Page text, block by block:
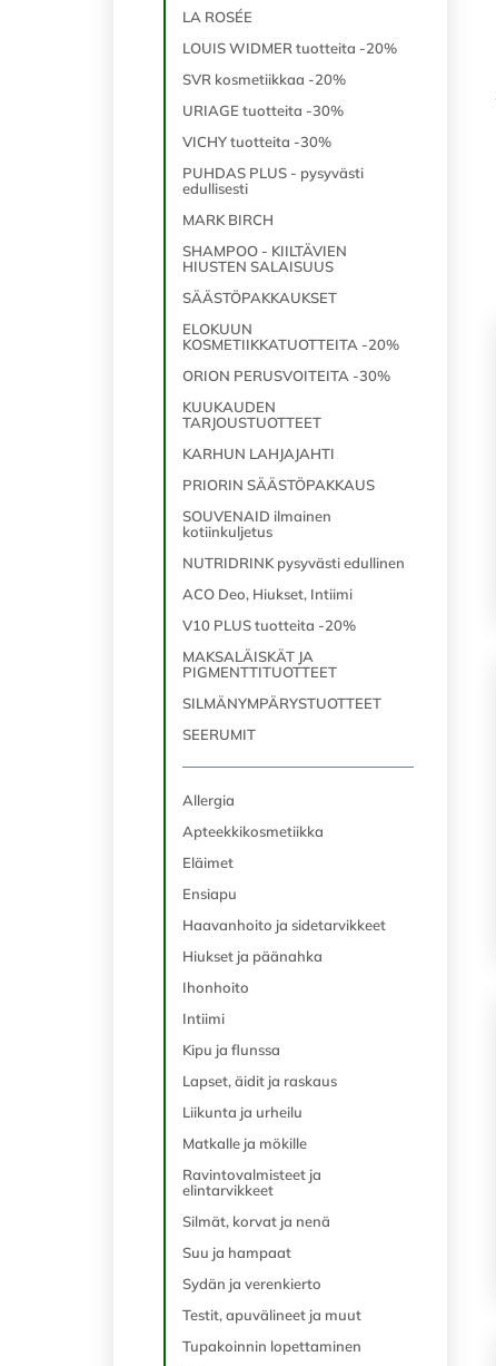
LA ROSÉE
LOUIS WIDMER tuotteita -20%
SVR kosmetiikkaa -20%
URIAGE tuotteita -30%
VICHY tuotteita -30%
PUHDAS PLUS - pysyvästi
edullisesti
MARK BIRCH
SHAMPOO - KIILTÄVIEN
HIUSTEN SALAISUUS
SÄÄSTÖPAKKAUKSET
ELOKUUN
KOSMETIIKKATUOTTEITA -20%
ORION PERUSVOITEITA -30%
KUUKAUDEN
TARJOUSTUOTTEET
KARHUN LAHJAJAHTI
PRIORIN SÄÄSTÖPAKKAUS
SOUVENAID ilmainen
kotiinkuljetus
NUTRIDRINK pysyvästi edullinen
ACO Deo, Hiukset, Intiimi
V10 PLUS tuotteita -20%
MAKSALÄISKÄT JA
PIGMENTTITUOTTEET
SILMÄNYMPÄRYSTUOTTEET
SEERUMIT
Allergia
Apteekkikosmetiikka
Eläimet
Ensiapu
Haavanhoito ja sidetarvikkeet
Hiukset ja päänahka
Ihonhoito
Intiimi
Kipu ja flunssa
Lapset, äidit ja raskaus
Liikunta ja urheilu
Matkalle ja mökille
Ravintovalmisteet ja
elintarvikkeet
Silmät, korvat ja nenä
Suu ja hampaat
Sydän ja verenkierto
Testit, apuvälineet ja muut
Tupakoinnin lopettaminen